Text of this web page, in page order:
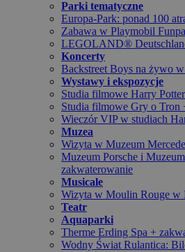
Parki tematyczne
Europa-Park: ponad 100
Zabawa w Playmobil
LEGOLAND®
Koncerty
Backstreet Boys na żywo
Wystawy i ekspozycje
Studia filmowe Harry
Studia filmowe Gry o Tron
Wieczór VIP w studiach
Muzea
Wizyta w Muzeum
Muzeum Porsche i
zakwaterowanie
Musicale
Wizyta w Moulin Rouge w
Teatr
Aquaparki
Therme Erding Spa +
Wodny Świat Rulantica: